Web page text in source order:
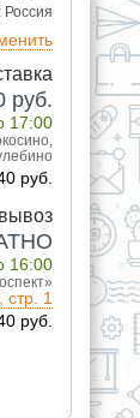
Россия
руб.
17:00
руб.
16:00
стр. 1
руб.